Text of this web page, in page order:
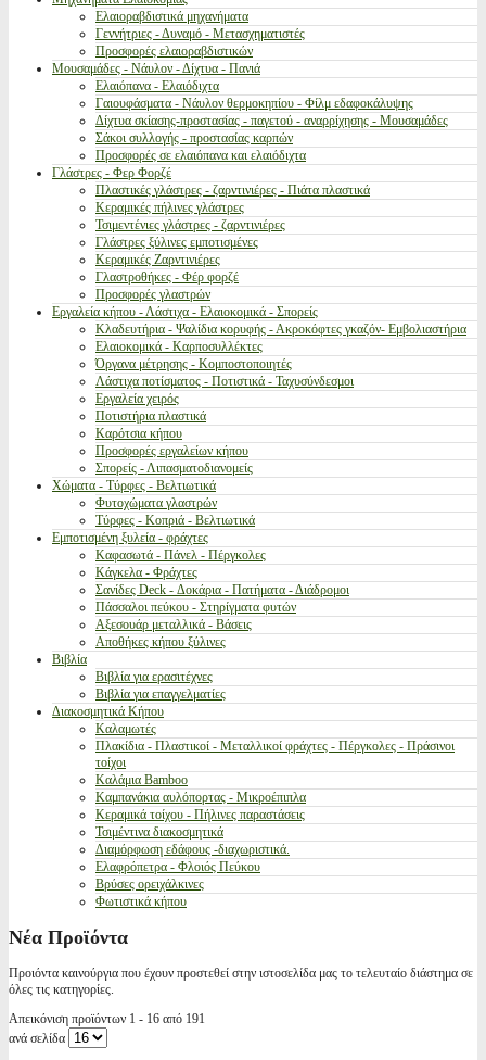
Ελαιοραβδιστικά μηχανήματα
Γεννήτριες - Δυναμό - Μετασχηματιστές
Προσφορές ελαιοραβδιστικών
Μουσαμάδες - Νάυλον - Δίχτυα - Πανιά
Ελαιόπανα - Ελαιόδιχτα
Γαιουφάσματα - Νάυλον θερμοκηπίου - Φίλμ εδαφοκάλυψης
Δίχτυα σκίασης-προστασίας - παγετού - αναρρίχησης - Μουσαμάδες
Σάκοι συλλογής - προστασίας καρπών
Προσφορές σε ελαιόπανα και ελαιόδιχτα
Γλάστρες - Φερ Φορζέ
Πλαστικές γλάστρες - ζαρντινιέρες - Πιάτα πλαστικά
Κεραμικές πήλινες γλάστρες
Τσιμεντένιες γλάστρες - ζαρντινιέρες
Γλάστρες ξύλινες εμποτισμένες
Κεραμικές Ζαρντινιέρες
Γλαστροθήκες - Φέρ φορζέ
Προσφορές γλαστρών
Εργαλεία κήπου - Λάστιχα - Ελαιοκομικά - Σπορείς
Κλαδευτήρια - Ψαλίδια κορυφής - Ακροκόφτες γκαζόν- Εμβολιαστήρια
Ελαιοκομικά - Καρποσυλλέκτες
Όργανα μέτρησης - Κομποστοποιητές
Λάστιχα ποτίσματος - Ποτιστικά - Ταχυσύνδεσμοι
Εργαλεία χειρός
Ποτιστήρια πλαστικά
Καρότσια κήπου
Προσφορές εργαλείων κήπου
Σπορείς - Λιπασματοδιανομείς
Χώματα - Τύρφες - Βελτιωτικά
Φυτοχώματα γλαστρών
Τύρφες - Κοπριά - Βελτιωτικά
Εμποτισμένη ξυλεία - φράχτες
Καφασωτά - Πάνελ - Πέργκολες
Κάγκελα - Φράχτες
Σανίδες Deck - Δοκάρια - Πατήματα - Διάδρομοι
Πάσσαλοι πεύκου - Στηρίγματα φυτών
Αξεσουάρ μεταλλικά - Βάσεις
Αποθήκες κήπου ξύλινες
Βιβλία
Βιβλία για ερασιτέχνες
Βιβλία για επαγγελματίες
Διακοσμητικά Κήπου
Καλαμωτές
Πλακίδια - Πλαστικοί - Μεταλλικοί φράχτες - Πέργκολες - Πράσινοι
τοίχοι
Καλάμια Bamboo
Καμπανάκια αυλόπορτας - Μικροέπιπλα
Κεραμικά τοίχου - Πήλινες παραστάσεις
Τσιμέντινα διακοσμητικά
Διαμόρφωση εδάφους -διαχωριστικά.
Ελαφρόπετρα - Φλοιός Πεύκου
Βρύσες ορειχάλκινες
Φωτιστικά κήπου
Νέα Προϊόντα
Προιόντα καινούργια που έχουν προστεθεί στην ιστοσελίδα μας το τελευταίο διάστημα σε
όλες τις κατηγορίες.
Απεικόνιση προϊόντων 1 - 16 από 191
ανά σελίδα